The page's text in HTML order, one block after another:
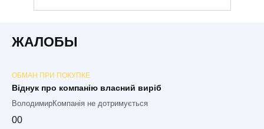
ЖАЛОБЫ
ОБМАН ПРИ ПОКУПКЕ
Віднук про компанію власний виріб
ВолодимирКомпанія не дотримується
00